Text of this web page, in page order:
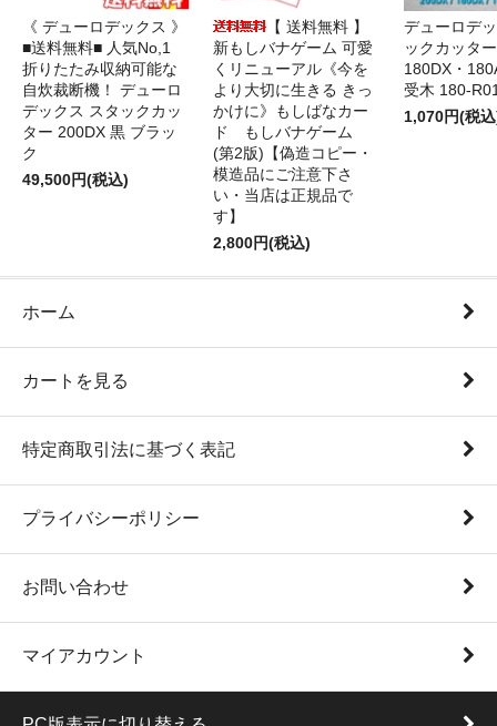
《 デューロデックス 》
■送料無料■ 人気No,1
折りたたみ収納可能な
自炊裁断機！ デューロ
デックス スタックカッ
ター 200DX 黒 ブラッ
ク
49,500円(税込)
【 送料無料 】
新もしバナゲーム 可愛
くリニューアル《今を
より大切に生きる きっ
かけに》もしばなカー
ド もしバナゲーム
(第2版)【偽造コピー・
模造品にご注意下さ
い・当店は正規品で
す】
2,800円(税込)
デューロデ
ックカッタ
180DX・
受木 180-
1,070円(税
ホーム
カートを見る
特定商取引法に基づく表記
プライバシーポリシー
お問い合わせ
マイアカウント